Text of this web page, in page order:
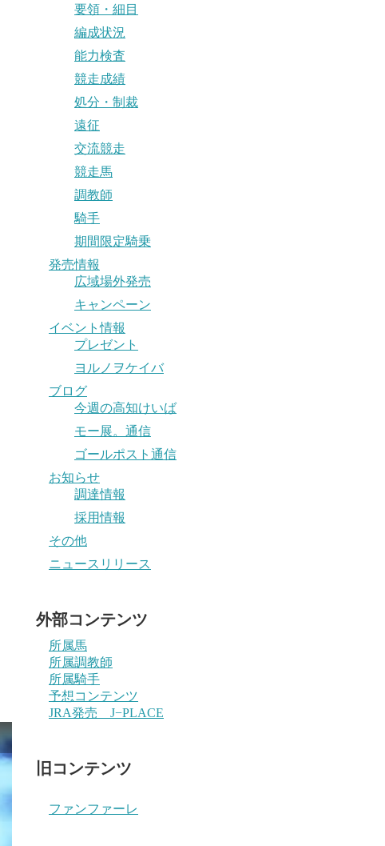
要領・細目
編成状況
能力検査
競走成績
処分・制裁
遠征
交流競走
競走馬
調教師
騎手
期間限定騎乗
発売情報
広域場外発売
キャンペーン
イベント情報
プレゼント
ヨルノヲケイバ
ブログ
今週の高知けいば
モー展。通信
ゴールポスト通信
お知らせ
調達情報
採用情報
その他
ニュースリリース
外部コンテンツ
所属馬
所属調教師
所属騎手
予想コンテンツ
JRA発売 J−PLACE
旧コンテンツ
ファンファーレ